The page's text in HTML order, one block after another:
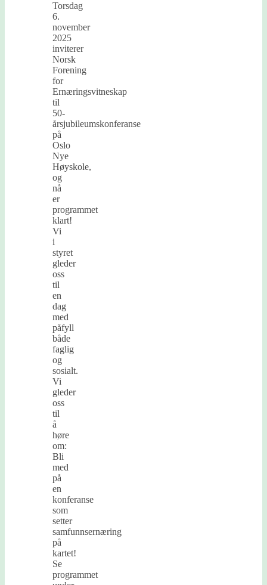
Torsdag
6.
november
2025
inviterer
Norsk
Forening
for
Ernæringsvitneskap
til
50-
årsjubileumskonferanse
på
Oslo
Nye
Høyskole,
og
nå
er
programmet
klart!
Vi
i
styret
gleder
oss
til
en
dag
med
påfyll
både
faglig
og
sosialt.
Vi
gleder
oss
til
å
høre
om:
Bli
med
på
en
konferanse
som
setter
samfunnsernæring
på
kartet!
Se
programmet